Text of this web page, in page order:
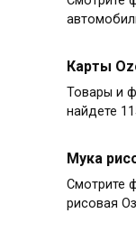
Карты
Товары и
найдете
Мука
Смотрите
рисовая